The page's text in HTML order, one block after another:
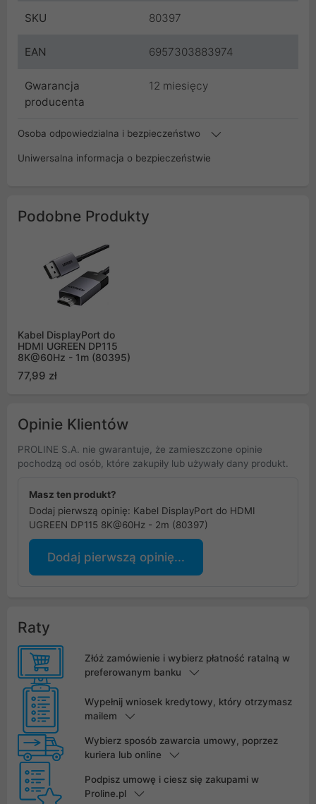
SKU 80397
EAN 6957303883974
Gwarancja
producenta
12 miesięcy
Osoba odpowiedzialna i bezpieczeństwo
Uniwersalna informacja o bezpieczeństwie
Podobne Produkty
Kabel DisplayPort do
HDMI UGREEN DP115
8K@60Hz - 1m (80395)
77,99 zł
Opinie Klientów
PROLINE S.A. nie gwarantuje, że zamieszczone opinie
pochodzą od osób, które zakupiły lub używały dany produkt.
Masz ten produkt?
Dodaj pierwszą opinię: Kabel DisplayPort do HDMI
UGREEN DP115 8K@60Hz - 2m (80397)
Dodaj pierwszą opinię...
Raty
Złóż zamówienie i wybierz płatność ratalną w
preferowanym banku
Wypełnij wniosek kredytowy, który otrzymasz
mailem
Wybierz sposób zawarcia umowy, poprzez
kuriera lub online
Podpisz umowę i ciesz się zakupami w
Proline.pl